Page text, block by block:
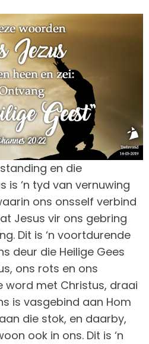
en die
is ‘n tyd van vernuwing
ons onsself verbind
Jesus vir ons gebring
Dit is ‘n voortdurende
deur die Heilige Gees
ons rots en ons
word met Christus, draai
is vasgebind aan Hom
die stok, en daarby,
ook in ons. Dit is ‘n